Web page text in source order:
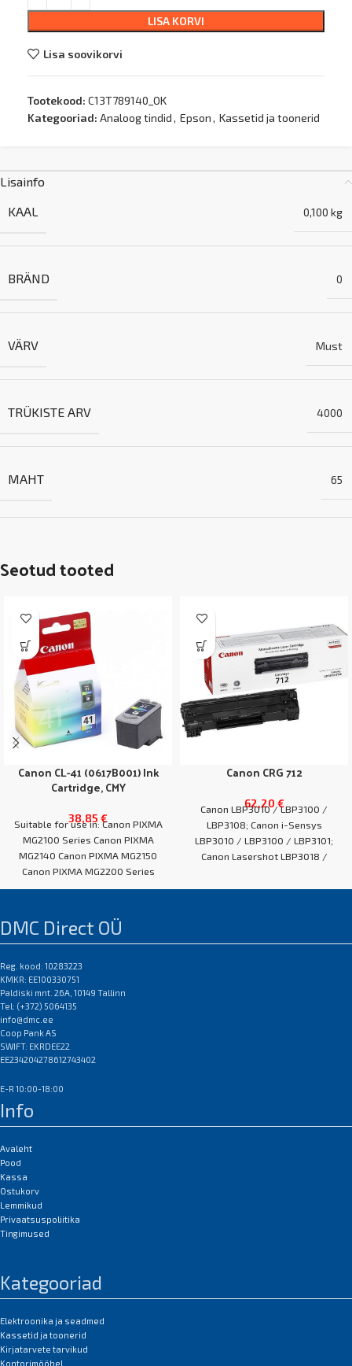
LISA KORVI
Lisa soovikorvi
Tootekood: C13T789140_OK
Kategooriad: Analoog tindid, Epson, Kassetid ja toonerid
Lisainfo
KAAL
0,100 kg
BRÄND 0
VÄRV Must
TRÜKISTE ARV 4000
MAHT 65
Seotud tooted
Canon CL-41 (0617B001) Ink
Cartridge, CMY
38,85 €
Suitable for use in: Canon PIXMA
MG2100 Series Canon PIXMA
MG2140 Canon PIXMA MG2150
Canon PIXMA MG2200 Series
Canon PIXMA
Canon CRG 712
62,20 €
Canon LBP3010 / LBP3100 /
LBP3108; Canon i-Sensys
LBP3010 / LBP3100 / LBP3101;
Canon Lasershot LBP3018 /
EAN:0
DMC Direct OÜ
Reg. kood: 10283223
KMKR: EE100330751
Paldiski mnt. 26A, 10149 Tallinn
Tel: (+372) 5064135
info@dmc.ee
Coop Pank AS
SWIFT: EKRDEE22
EE234204278612743402
E-R 10:00-18:00
Info
Avaleht
Pood
Kassa
Ostukorv
Lemmikud
Privaatsuspoliitika
Tingimused
Kategooriad
Elektroonika ja seadmed
Kassetid ja toonerid
Kirjatarvete tarvikud
Kontorimööbel